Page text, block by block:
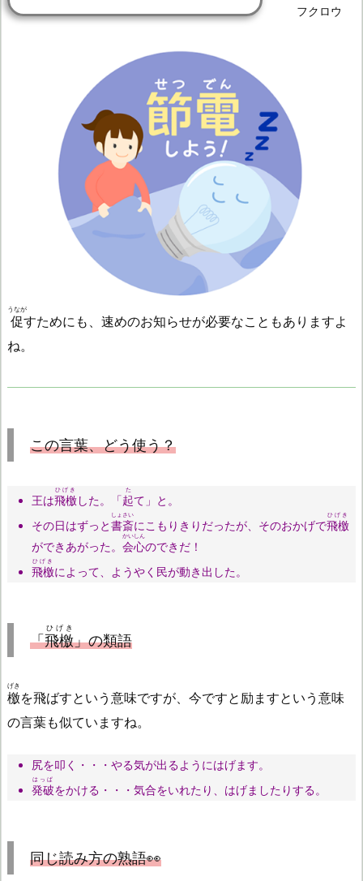
フクロウ
促
うなが
すためにも、速めのお知らせが必要なこともありますよ
ね。
この言葉、どう使う？
王は飛檄
ひげき
した。「起
た
て」と。
その日はずっと書斎
しょさい
にこもりきりだったが、そのおかげで飛檄
ひげき
ができあがった。 会心
かいしん
のできだ！
飛檄
ひげき
によって、ようやく民が動き出した。
「飛檄
ひげき
」の類語
檄
げき
を飛ばすという意味ですが、今ですと励ますという意味
の言葉も似ていますね。
尻を叩く・・・やる気が出るようにはげます。
発破
はっぱ
をかける・・・気合をいれたり、はげましたりする。
同じ読み方の熟語👀